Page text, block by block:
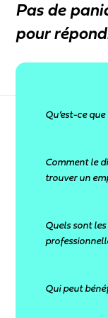
Pas de
pour
Qu’est-ce
Le repérage
digital qui a
“invisibles”
Comment le
trouver un
grâce aux
laissé leurs
un dispositif
Quels sont
20 000
Qui peut